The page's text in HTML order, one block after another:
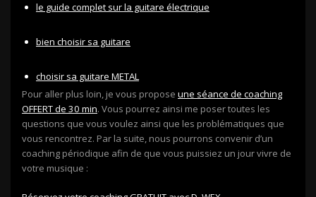
le guide complet sur la guitare électrique
bien choisir sa guitare
choisir sa guitare METAL
Pour aller plus loin, je vous propose une séance de coaching
OFFERT de 30 min. Vous pourrez ainsi me poser toutes les
questions que vous voulez ainsi que les problématiques que
vous rencontrez. Par la suite, nous pourrons convenir d’un
coaching périodique afin de que vous puissiez un jour vivre de
votre musique :